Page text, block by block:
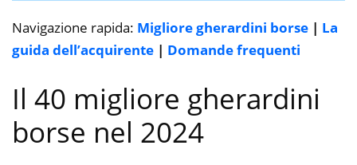
Navigazione rapida: Migliore gherardini borse | La
guida dell’acquirente | Domande frequenti
Il 40 migliore gherardini
borse nel 2024